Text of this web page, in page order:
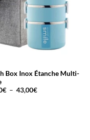
Box Inox Étanche Multi-
€ – 43,00€Plage